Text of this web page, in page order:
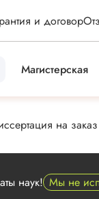
и договор
Магистерская
на заказ
наук! Мы не